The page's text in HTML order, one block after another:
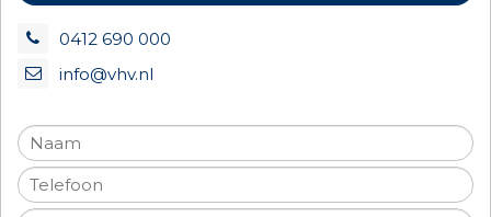
0412 690 000
info@vhv.nl